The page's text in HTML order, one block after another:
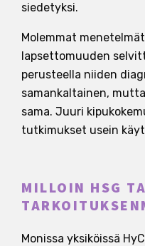
siedetyksi.
Molemmat
lapsettomuuden
perusteella niiden
samankaltainen,
sama. Juuri
tutkimukset usein
MILLOIN HSG
Monissa yksiköissä